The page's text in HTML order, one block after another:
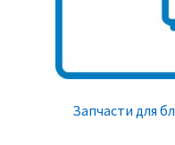
Запчасти для